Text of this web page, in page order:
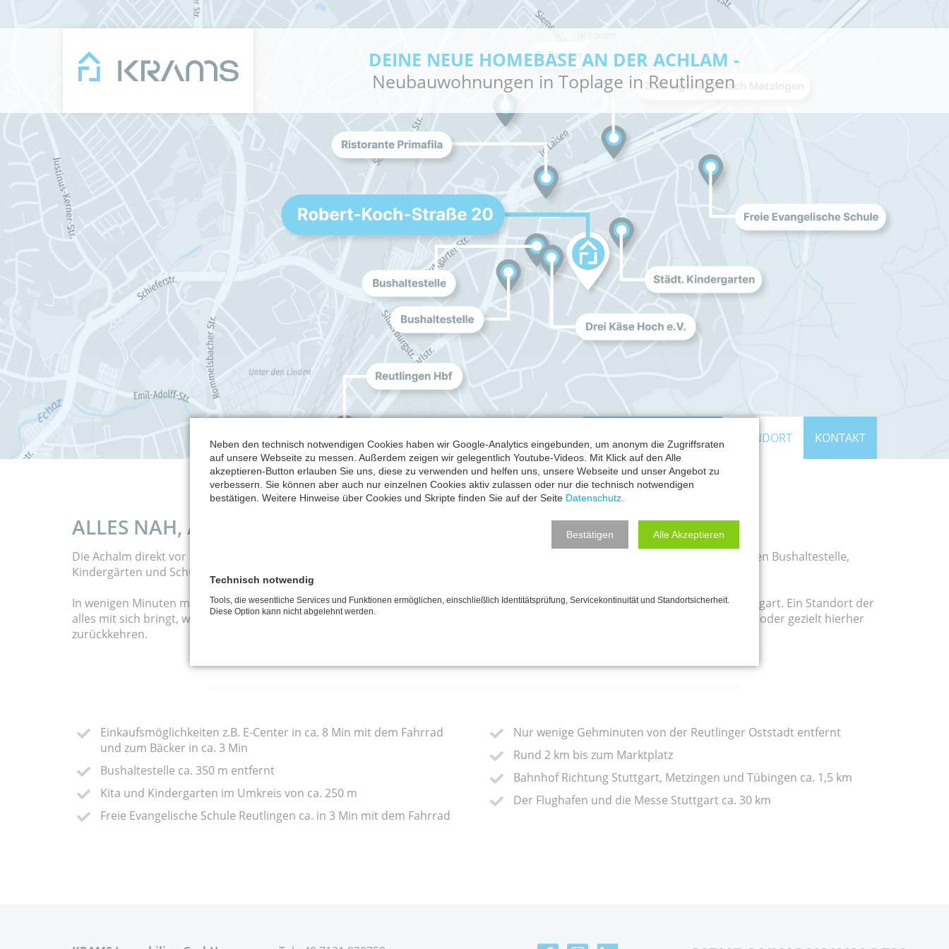
WOHNUNGEN STANDORT KONTAKT
DEINE NEUE HOMEBASE AN DER ACHLAM -
Neubauwohnungen in Toplage in Reutlingen
ALLES NAH, ALLES DA
Die Achalm direkt vor der Haustüre und gleichzeitig kurze Wege in die Reutlinger Innenstadt. Wenige Minuten Fußweg zur nächsten Bushaltestelle,
Kindergärten und Schulen – ideal für Familien, Berufstätige und Best Ager zugleich.
In wenigen Minuten mit dem Auto an den nächsten Einkaufsmöglichkeiten, auf der B28 und B312 in Richtung Metzingen und Stuttgart. Ein Standort der
alles mit sich bringt, was das Wohnen lebenswert macht. Kein Wunder also, dass Familien, Paare und Rückkehrer gerne bleiben – oder gezielt hierher
zurückkehren.
Einkaufsmöglichkeiten z.B. E-Center in ca. 8 Min mit dem Fahrrad
und zum Bäcker in ca. 3 Min
Bushaltestelle ca. 350 m entfernt
Kita und Kindergarten im Umkreis von ca. 250 m
Freie Evangelische Schule Reutlingen ca. in 3 Min mit dem Fahrrad
Nur wenige Gehminuten von der Reutlinger Oststadt entfernt
Rund 2 km bis zum Marktplatz
Bahnhof Richtung Stuttgart, Metzingen und Tübingen ca. 1,5 km
Der Flughafen und die Messe Stuttgart ca. 30 km
Neben den technisch notwendigen Cookies haben wir Google-Analytics eingebunden, um anonym die Zugriffsraten
auf unsere Webseite zu messen. Außerdem zeigen wir gelegentlich Youtube-Videos. Mit Klick auf den Alle
akzeptieren-Button erlauben Sie uns, diese zu verwenden und helfen uns, unsere Webseite und unser Angebot zu
verbessern. Sie können aber auch nur einzelnen Cookies aktiv zulassen oder nur die technisch notwendigen
bestätigen. Weitere Hinweise über Cookies und Skripte finden Sie auf der Seite Datenschutz.
Bestätigen Alle Akzeptieren
Technisch notwendig
Tools, die wesentliche Services und Funktionen ermöglichen, einschließlich Identitätsprüfung, Servicekontinuität und Standortsicherheit.
Diese Option kann nicht abgelehnt werden.